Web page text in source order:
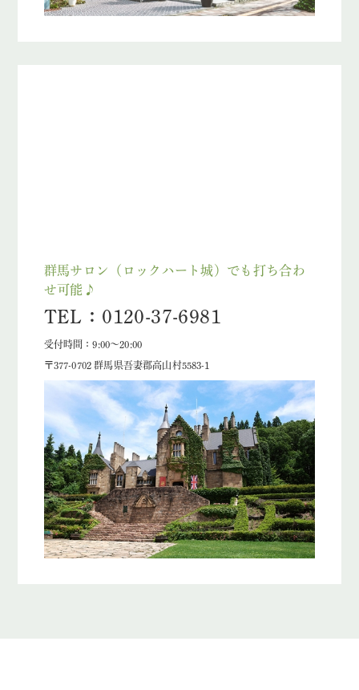
群馬サロン（ロックハート城）でも打ち合わ
せ可能♪
TEL：0120-37-6981
受付時間：9:00～20:00
〒377-0702 群馬県吾妻郡高山村5583-1